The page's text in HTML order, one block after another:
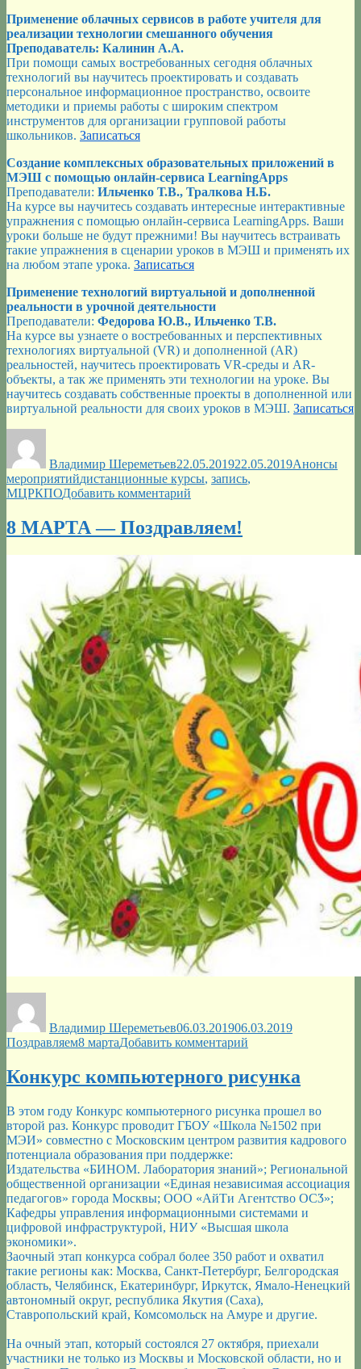
Применение облачных сервисов в работе учителя для
реализации технологии смешанного обучения
Преподаватель: Калинин А.А.
При помощи самых востребованных сегодня облачных
технологий вы научитесь проектировать и создавать
персональное информационное пространство, освоите
методики и приемы работы с широким спектром
инструментов для организации групповой работы
школьников. Записаться
Создание комплексных образовательных приложений в
МЭШ с помощью онлайн-сервиса LearningApps
Преподаватели: Ильченко Т.В., Тралкова Н.Б.
На курсе вы научитесь создавать интересные интерактивные
упражнения с помощью онлайн-сервиса LearningApps. Ваши
уроки больше не будут прежними! Вы научитесь встраивать
такие упражнения в сценарии уроков в МЭШ и применять их
на любом этапе урока. Записаться
Применение технологий виртуальной и дополненной
реальности в урочной деятельности
Преподаватели: Федорова Ю.В., Ильченко Т.В.
На курсе вы узнаете о востребованных и перспективных
технологиях виртуальной (VR) и дополненной (AR)
реальностей, научитесь проектировать VR-среды и AR-
объекты, а так же применять эти технологии на уроке. Вы
научитесь создавать собственные проекты в дополненной или
виртуальной реальности для своих уроков в МЭШ. Записаться
Владимир Шереметьев22.05.201922.05.2019Анонсы
мероприятийМетки
дистанционные курсы, запись,
МЦРКПОДобавить комментарий
курсы
8 МАРТА — Поздравляем!
Владимир Шереметьев06.03.201906.03.2019
ПоздравляемМетки
8 мартаДобавить комментарий
МАРТА
Поздравляем!
Конкурс компьютерного рисунка
В этом году Конкурс компьютерного рисунка прошел во
второй раз. Конкурс проводит ГБОУ «Школа №1502 при
МЭИ» совместно с Московским центром развития кадрового
потенциала образования при поддержке:
Издательства «БИНОМ. Лаборатория знаний»; Региональной
общественной организации «Единая независимая ассоциация
педагогов» города Москвы; ООО «АйТи Агентство ОСӠ»;
Кафедры управления информационными системами и
цифровой инфраструктурой, НИУ «Высшая школа
экономики».
Заочный этап конкурса собрал более 350 работ и охватил
такие регионы как: Москва, Санкт-Петербург, Белгородская
область, Челябинск, Екатеринбург, Иркутск, Ямало-Ненецкий
автономный округ, республика Якутия (Саха),
Ставропольский край, Комсомольск на Амуре и другие.
На очный этап, который состоялся 27 октября, приехали
участники не только из Москвы и Московской области, но и